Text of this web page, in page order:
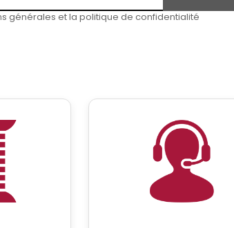
générales et la politique de confidentialité